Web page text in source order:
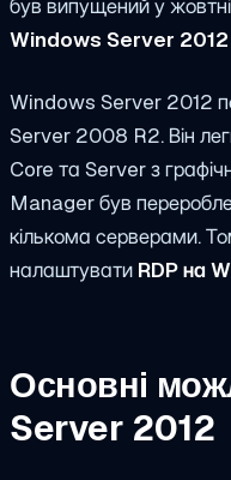
був випущений у
Windows Server 2012
Windows Server 2012
Server 2008 R2. Він
Core та Server з
Manager був
кількома серверами.
налаштувати RDP на
Основні
Server 2012